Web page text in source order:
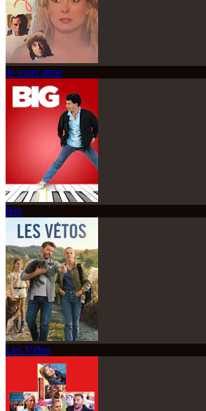
Je vous aime
Big
Les Vétos